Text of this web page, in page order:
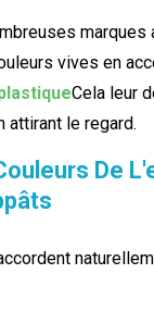
marques
vives en
Cela leur
attirant le regard.
De